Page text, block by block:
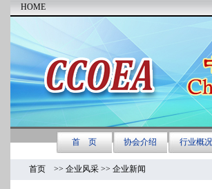
首页 >> 企业风采 >> 企业新闻